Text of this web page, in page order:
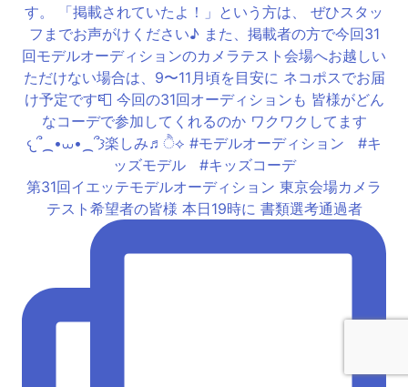
第31回イエッテモデルオーディション 東京会場カメラ
テスト希望者の皆様 本日19時に 書類選考通過者